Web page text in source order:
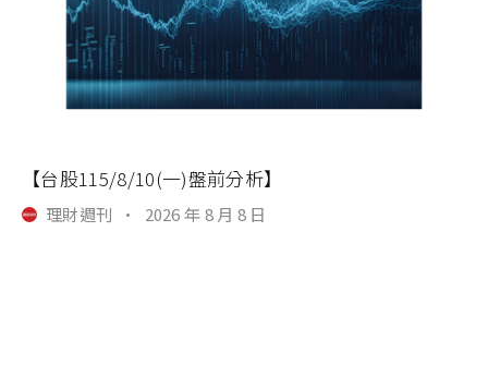
【台股115/8/10(一)盤前分析】
理財週刊 · 2026 年 8 月 8 日